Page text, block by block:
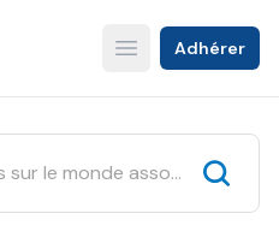
Open main menu
Adhérer